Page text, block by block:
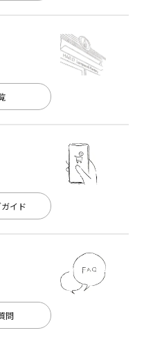
イド
問